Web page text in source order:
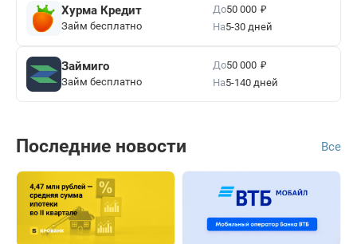
Хурма Кредит
Займ бесплатно
До50 000 ₽
На5-30 дней
Займиго
Займ бесплатно
До50 000 ₽
На5-140 дней
Последние новости Все